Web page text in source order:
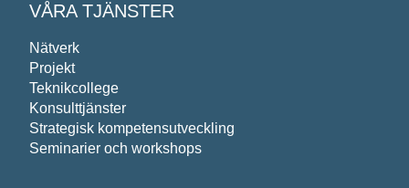
VÅRA TJÄNSTER
Nätverk
Projekt
Teknikcollege
Konsulttjänster
Strategisk kompetensutveckling
Seminarier och workshops